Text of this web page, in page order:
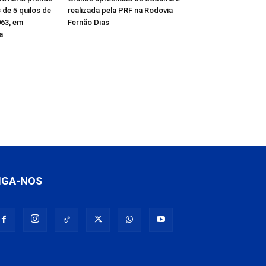
5 quilos de
em
realizada pela PRF na Rodovia
Fernão Dias
NOS